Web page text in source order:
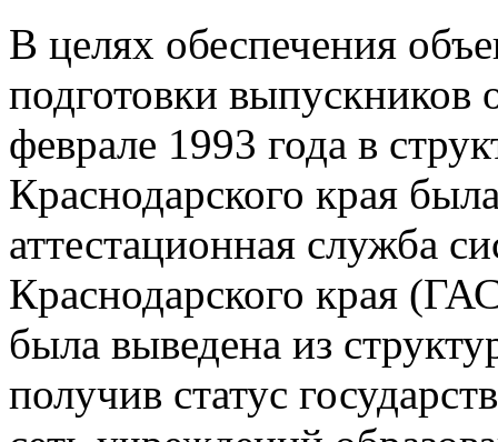
В целях обеспечения
подготовки выпускников
феврале 1993 года в
Краснодарского края
аттестационная служба
Краснодарского края
была выведена из
получив статус